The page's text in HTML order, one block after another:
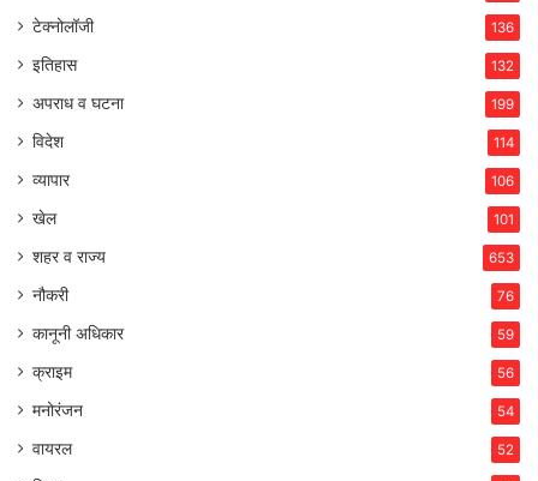
टेक्नोलॉजी 136
इतिहास 132
अपराध व घटना 199
विदेश 114
व्यापार 106
खेल 101
शहर व राज्य 653
नौकरी 76
कानूनी अधिकार 59
क्राइम 56
मनोरंजन 54
वायरल 52